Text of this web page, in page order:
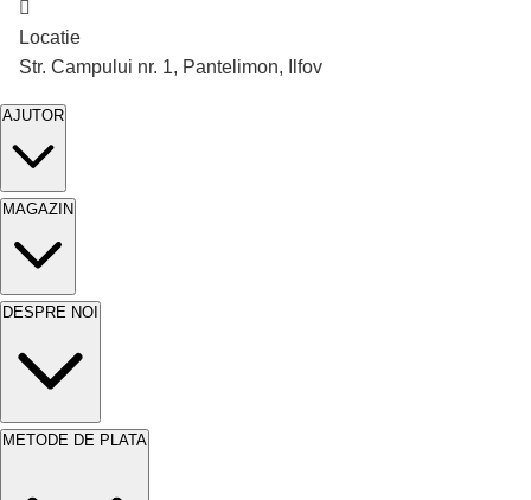
Stoc epuizat
Locatie
Str. Campului nr. 1, Pantelimon, Ilfov
AJUTOR
MAGAZIN
DESPRE NOI
METODE DE PLATA